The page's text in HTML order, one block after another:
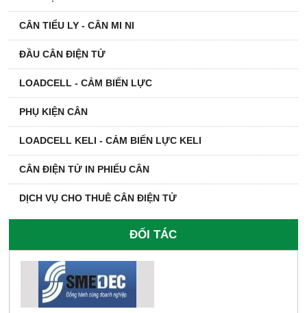
CÂN TIỂU LY - CÂN MI NI
ĐẦU CÂN ĐIỆN TỬ
LOADCELL - CẢM BIẾN LỰC
PHỤ KIỆN CÂN
LOADCELL KELI - CẢM BIẾN LỰC KELI
CÂN ĐIỆN TỬ IN PHIẾU CÂN
DỊCH VỤ CHO THUÊ CÂN ĐIỆN TỬ
ĐỐI TÁC